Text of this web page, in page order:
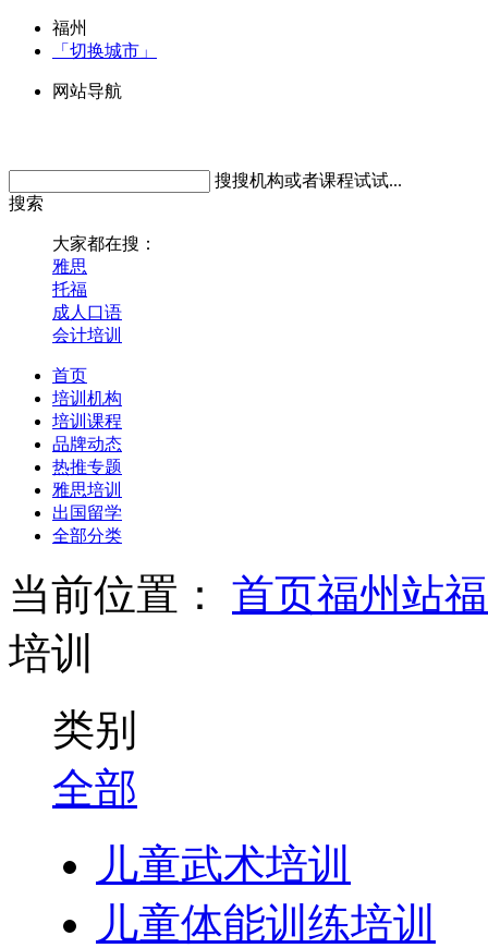
福州
「切换城市」
网站导航
搜搜机构或者课程试试...
搜索
大家都在搜：
雅思
托福
成人口语
会计培训
首页
培训机构
培训课程
品牌动态
热推专题
雅思培训
出国留学
全部分类
当前位置： 首页福州站
培训
类别
全部
儿童武术培训
儿童体能训练培训